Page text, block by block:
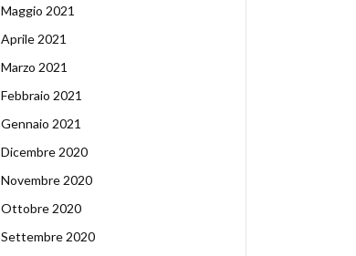
Maggio 2021
Aprile 2021
Marzo 2021
Febbraio 2021
Gennaio 2021
Dicembre 2020
Novembre 2020
Ottobre 2020
Settembre 2020